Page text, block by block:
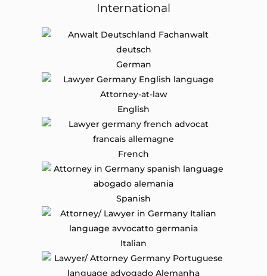
International
German
English
French
Spanish
Italian